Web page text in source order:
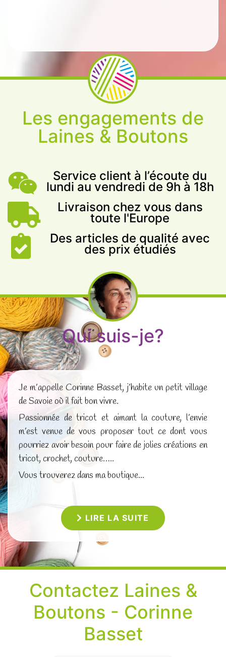
Les engagements de
Laines & Boutons
Service client à l’écoute du
lundi au vendredi de 9h à 18h
Livraison chez vous dans
toute l'Europe
Des articles de qualité avec
des prix étudiés
Qui suis-je?
Je m’appelle Corinne Basset, j’habite un petit village
de Savoie où il fait bon vivre.
Passionnée de tricot et aimant la couture, l’envie
m’est venue de vous proposer tout ce dont vous
pourriez avoir besoin pour faire de jolies créations en
tricot, crochet, couture…..
Vous trouverez dans ma boutique...
LIRE LA SUITE
Contactez Laines &
Boutons - Corinne
Basset